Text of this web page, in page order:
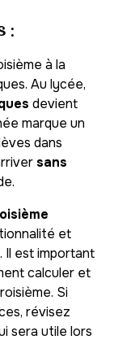
:
à la
Au lycée,
devient
marque un
dans
sans
et
Il est important
calculer et
Si
révisez
sera utile lors